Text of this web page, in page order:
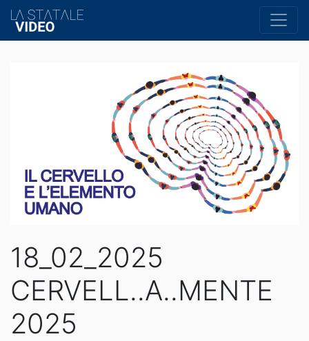
18_02_2025
CERVELL..A..MENTE
2025